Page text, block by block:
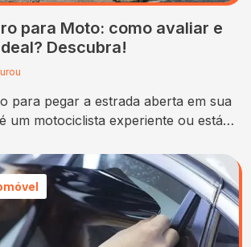
para Moto: como avaliar e
Descubra!
para pegar a estrada aberta em sua
um motociclista experiente ou está
seguro para moto. Com tantas
aí oferecendo apólices diferentes,
pode parecer assustador no início.
vamos…